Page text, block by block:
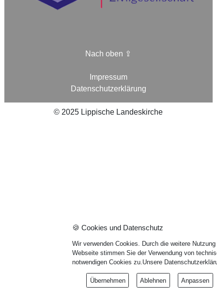
Nach oben ⇪
Impressum
Datenschutzerklärung
© 2025 Lippische Landeskirche
🍪 Cookies und Datenschutz
Wir verwenden Cookies. Durch die weitere Nutzung
Webseite stimmen Sie der Verwendung von
notwendigen Cookies zu.Unsere
Übernehmen Ablehnen Anpassen